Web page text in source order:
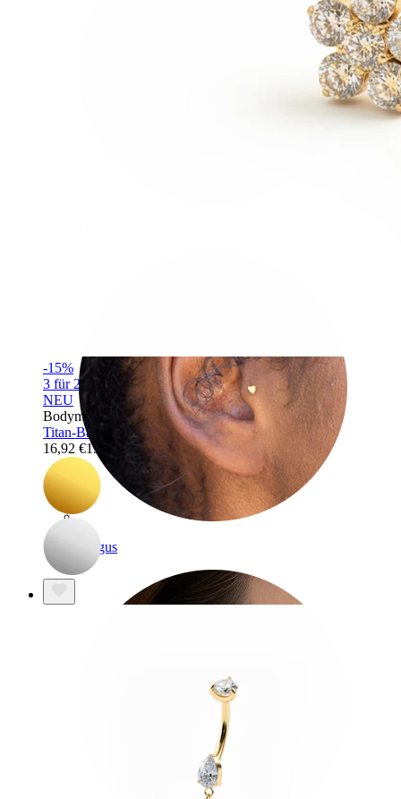
Tragus
-15%
3 für 2
NEU
Bodymod Trend
Titan-Bauchnabelring mit schlichter Blume
16,92 €19,90 €